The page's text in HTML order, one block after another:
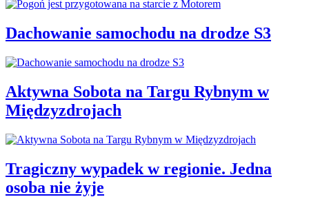
Dachowanie samochodu na drodze S3
Aktywna Sobota na Targu Rybnym w
Międzyzdrojach
Tragiczny wypadek w regionie. Jedna
osoba nie żyje